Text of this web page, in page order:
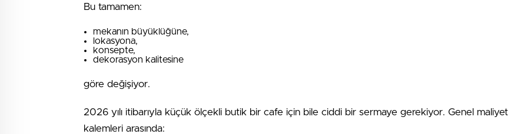
Bu tamamen:
mekanın büyüklüğüne,
lokasyona,
konsepte,
dekorasyon kalitesine
göre değişiyor.
2026 yılı itibarıyla küçük ölçekli butik bir cafe için bile ciddi bir sermaye gerekiyor. Genel maliyet
kalemleri arasında: